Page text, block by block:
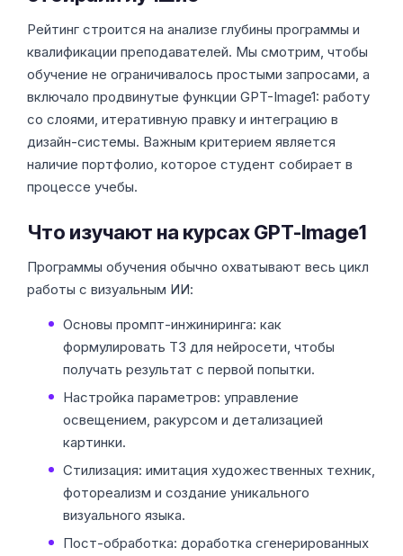
Рейтинг строится на анализе глубины программы и
квалификации преподавателей. Мы смотрим, чтобы
обучение не ограничивалось простыми запросами, а
включало продвинутые функции GPT-Image1: работу
со слоями, итеративную правку и интеграцию в
дизайн-системы. Важным критерием является
наличие портфолио, которое студент собирает в
процессе учебы.
Что изучают на курсах GPT-Image1
Программы обучения обычно охватывают весь цикл
работы с визуальным ИИ:
Основы промпт-инжиниринга: как
формулировать ТЗ для нейросети, чтобы
получать результат с первой попытки.
Настройка параметров: управление
освещением, ракурсом и детализацией
картинки.
Стилизация: имитация художественных техник,
фотореализм и создание уникального
визуального языка.
Пост-обработка: доработка сгенерированных